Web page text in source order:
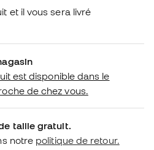
et il vous sera livré
est disponible dans le
de chez vous.
taille gratuit.
notre politique de retour.